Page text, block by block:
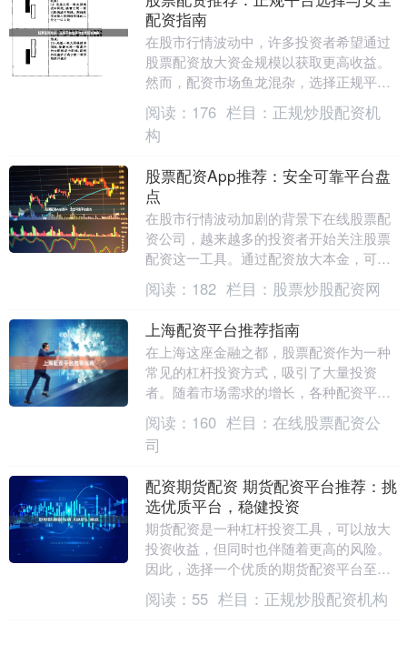
配资指南
在股市行情波动中，许多投资者希望通过
股票配资放大资金规模以获取更高收益。
然而，配资市场鱼龙混杂，选择正规平台
并确保资金安全成为投资者首要关注的问
题。本文将为您提....
阅读： 176 栏目： 正规炒股配资机
构
股票配资App推荐：安全可靠平台盘
点
在股市行情波动加剧的背景下在线股票配
资公司，越来越多的投资者开始关注股票
配资这一工具。通过配资放大本金，可以
在行情向好时获得更高收益。然而，市场
上配资App鱼龙....
阅读： 182 栏目： 股票炒股配资网
上海配资平台推荐指南
在上海这座金融之都，股票配资作为一种
常见的杠杆投资方式，吸引了大量投资
者。随着市场需求的增长，各种配资平台
层出不穷，但如何从众多平台中选择安
全、合规、服务优质的....
阅读： 160 栏目： 在线股票配资公
司
配资期货配资 期货配资平台推荐：挑
选优质平台，稳健投资
期货配资是一种杠杆投资工具，可以放大
投资收益，但同时也伴随着更高的风险。
因此，选择一个优质的期货配资平台至关
重要。 选择一家信誉良好的配资公司至关
重要。考虑其资....
阅读： 55 栏目： 正规炒股配资机构